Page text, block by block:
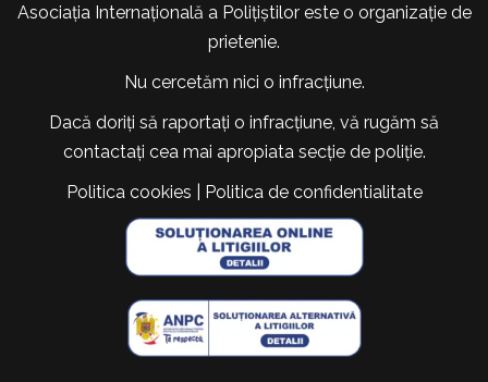
Asociația Internațională a Polițiștilor este o organizație de
prietenie.
Nu cercetăm nici o infracțiune.
Dacă doriți să raportați o infracțiune, vă rugăm să
contactați cea mai apropiata secție de poliție.
Politica cookies
Politica de confidentialitate